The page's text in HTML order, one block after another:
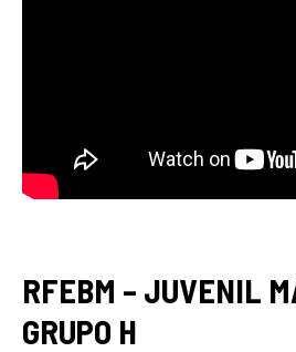
RFEBM – JUVENIL
GRUPO H